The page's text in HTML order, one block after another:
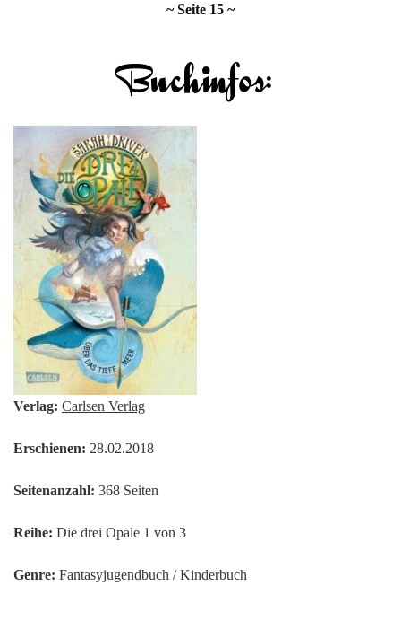
~ Seite 15 ~
Verlag: Carlsen Verlag
Erschienen: 28.02.2018
Seitenanzahl: 368 Seiten
Reihe: Die drei Opale 1 von 3
Genre: Fantasyjugendbuch / Kinderbuch